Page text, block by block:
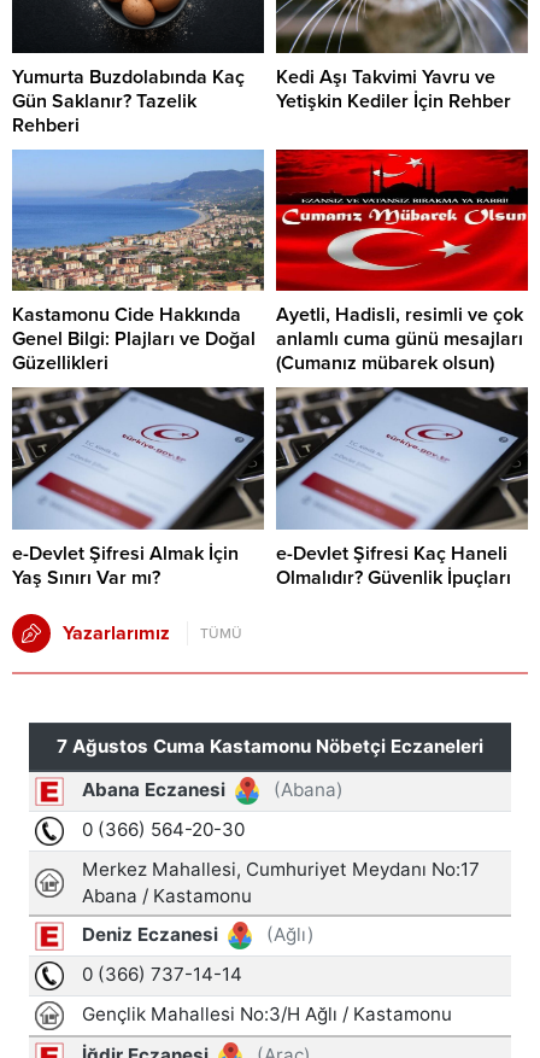
Yumurta Buzdolabında Kaç
Gün Saklanır? Tazelik
Rehberi
Kedi Aşı Takvimi Yavru ve
Yetişkin Kediler İçin Rehber
Kastamonu Cide Hakkında
Genel Bilgi: Plajları ve Doğal
Güzellikleri
Ayetli, Hadisli, resimli ve çok
anlamlı cuma günü mesajları
(Cumanız mübarek olsun)
e-Devlet Şifresi Almak İçin
Yaş Sınırı Var mı?
e-Devlet Şifresi Kaç Haneli
Olmalıdır? Güvenlik İpuçları
Yazarlarımız TÜMÜ